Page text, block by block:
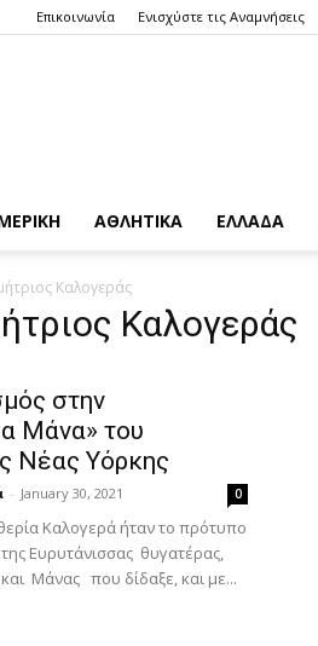
Επικοινωνία Ενισχύστε τις Αναμνήσεις
ΑΘΛΗΤΙΚΑ ΕΛΛΑΔΑ
Καλογεράς
Καλογεράς
στην
Μάνα» του
Νέας Υόρκης
- January 30, 2021 0
Καλογερά ήταν το πρότυπο
Ευρυτάνισσας θυγατέρας,
Μάνας που δίδαξε, και με...